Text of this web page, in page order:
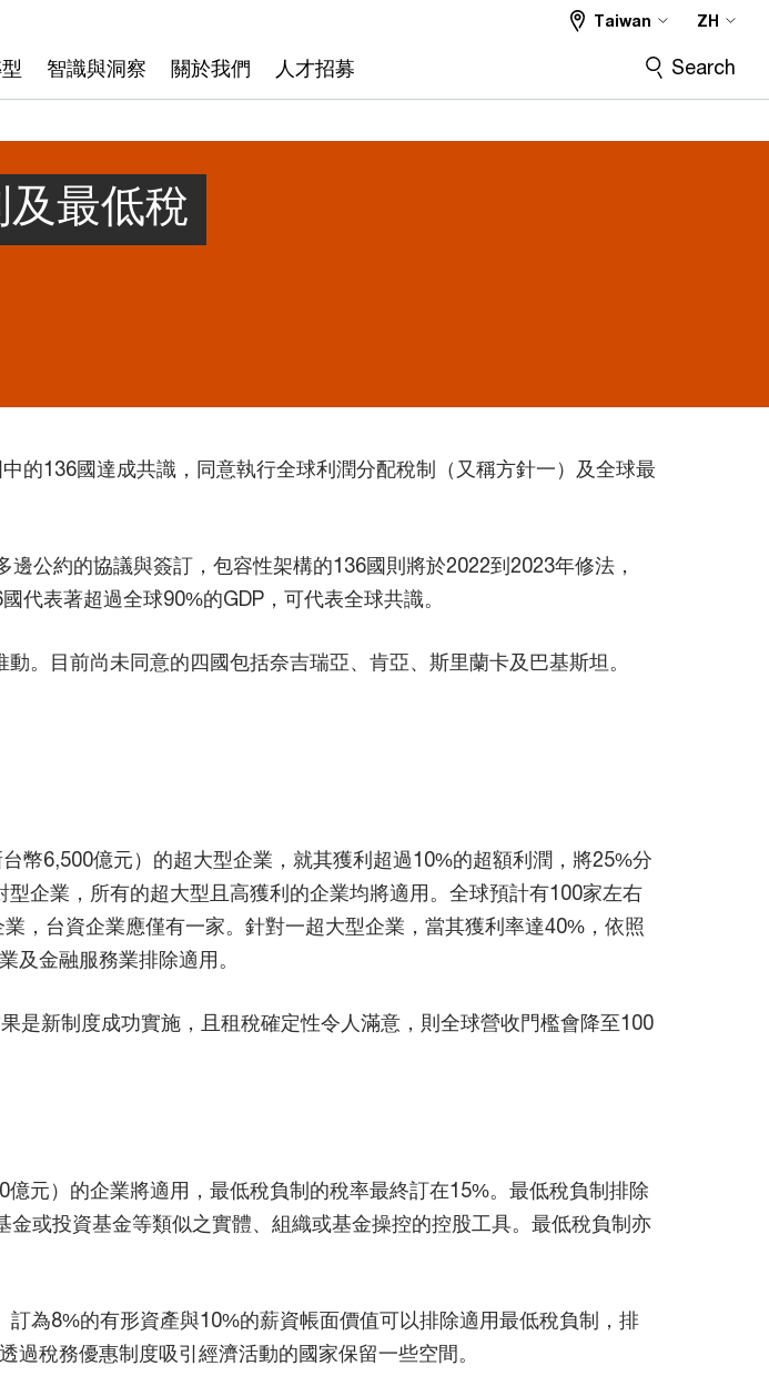
智識與洞察 關於我們 人才招募
Taiwan ZH
Search
最低稅
的136國達成共識，同意執行全球利潤分配稅制（又稱方針一）及全球最
公約的協議與簽訂，包容性架構的136國則將於2022到2023年修法，
代表著超過全球90%的GDP，可代表全球共識。
。目前尚未同意的四國包括奈吉瑞亞、肯亞、斯里蘭卡及巴基斯坦。
幣6,500億元）的超大型企業，就其獲利超過10%的超額利潤，將25%分
企業，所有的超大型且高獲利的企業均將適用。全球預計有100家左右
，台資企業應僅有一家。針對一超大型企業，當其獲利率達40%，依照
及金融服務業排除適用。
是新制度成功實施，且租稅確定性令人滿意，則全球營收門檻會降至100
元）的企業將適用，最低稅負制的稅率最終訂在15%。最低稅負制排除
或投資基金等類似之實體、組織或基金操控的控股工具。最低稅負制亦
為8%的有形資產與10%的薪資帳面價值可以排除適用最低稅負制，排
稅務優惠制度吸引經濟活動的國家保留一些空間。